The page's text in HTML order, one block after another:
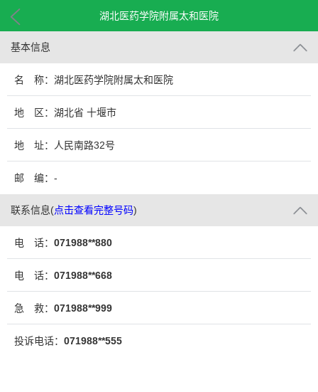
湖北医药学院附属太和医院
基本信息
名 称：湖北医药学院附属太和医院
地 区：湖北省 十堰市
地 址：人民南路32号
邮 编：-
联系信息(点击查看完整号码)
电 话： 071988**880
电 话： 071988**668
急 救： 071988**999
投诉电话： 071988**555